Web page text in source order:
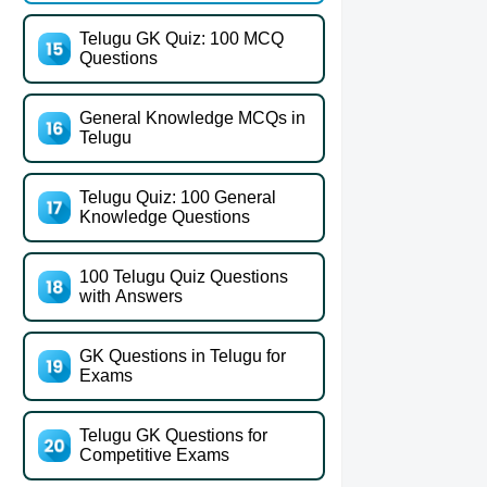
Telugu GK Quiz: 100 MCQ
Questions
General Knowledge MCQs in
Telugu
Telugu Quiz: 100 General
Knowledge Questions
100 Telugu Quiz Questions
with Answers
GK Questions in Telugu for
Exams
Telugu GK Questions for
Competitive Exams